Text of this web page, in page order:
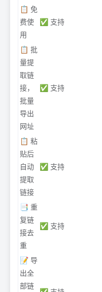
📋 免
费使
用
✅ 支持
📋 批
量提
取链
接，
批量
导出
网址
✅ 支持
📋 粘
贴后
自动
提取
链接
✅ 支持
📑 重
复链
接去
重
✅ 支持
📝 导
出全
部链